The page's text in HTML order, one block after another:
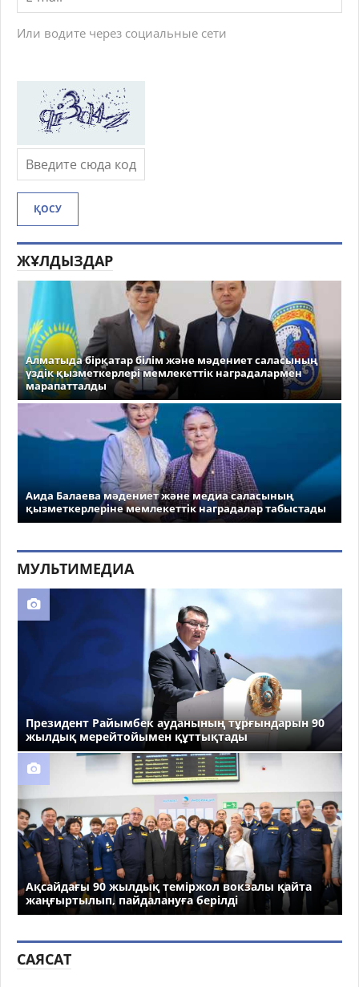
Или водите через социальные сети
ҚОСУ
ЖҰЛДЫЗДАР
Алматыда бірқатар білім және мәдениет саласының
үздік қызметкерлері мемлекеттік наградалармен
марапатталды
Аида Балаева мәдениет және медиа саласының
қызметкерлеріне мемлекеттік наградалар табыстады
МУЛЬТИМЕДИА
Президент Райымбек ауданының тұрғындарын 90
жылдық мерейтойымен құттықтады
Ақсайдағы 90 жылдық теміржол вокзалы қайта
жаңғыртылып, пайдалануға берілді
САЯСАТ